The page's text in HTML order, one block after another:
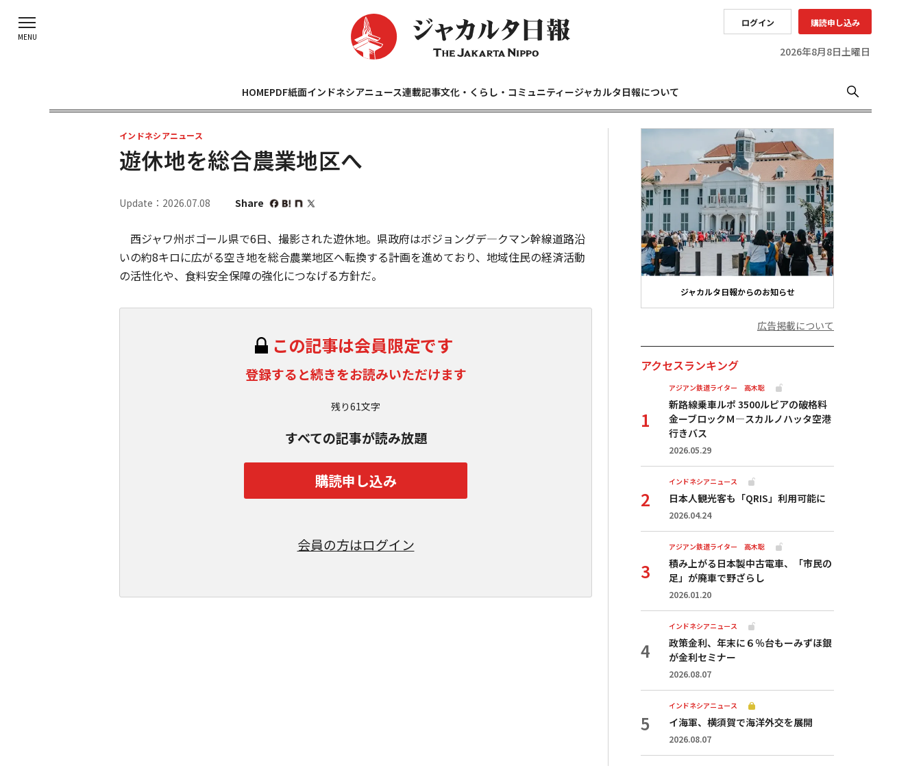
ログイン 購読申し込み
2026年8月8日土曜日
HOMEPDF紙面インドネシアニュース連載記事文化・くらし・コミュニティージャカルタ日報について
インドネシアニュース
遊休地を総合農業地区へ
Update：2026.07.08 Share
西ジャワ州ボゴール県で6日、撮影された遊休地。県政府はボジョングデ―クマン幹線道路沿
いの約8キロに広がる空き地を総合農業地区へ転換する計画を進めており、地域住民の経済活動
の活性化や、食料安全保障の強化につなげる方針だ。
この記事は会員限定です
登録すると続きをお読みいただけます
残り61文字
すべての記事が読み放題
購読申し込み
会員の方はログイン
ジャカルタ日報からのお知らせ
広告掲載について
アクセスランキング
アジアン鉄道ライター 高木聡
新路線乗車ルポ 3500ルピアの破格料
金ーブロックＭ―スカルノハッタ空港
行きバス
2026.05.29
インドネシアニュース
日本人観光客も「QRIS」利用可能に
2026.04.24
アジアン鉄道ライター 高木聡
積み上がる日本製中古電車、「市民の
足」が廃車で野ざらし
2026.01.20
インドネシアニュース
政策金利、年末に６％台もーみずほ銀
が金利セミナー
2026.08.07
インドネシアニュース
イ海軍、横須賀で海洋外交を展開
2026.08.07